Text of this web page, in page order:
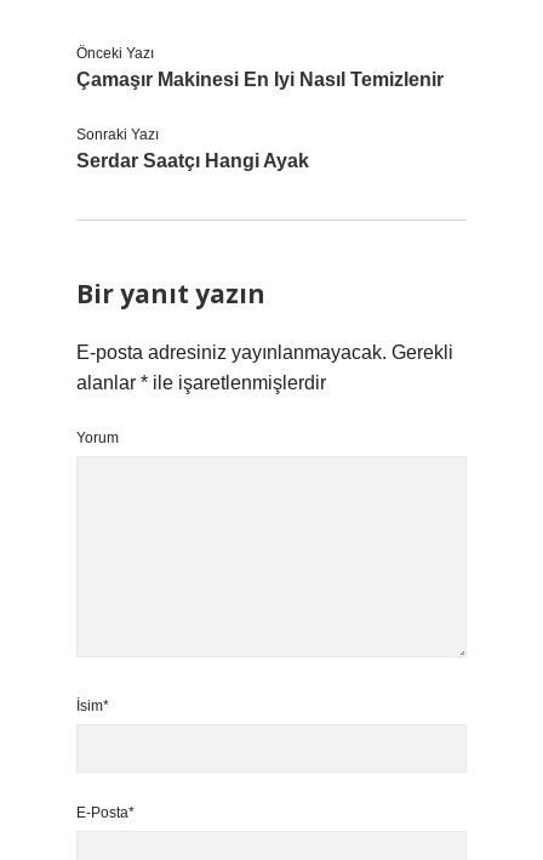
Önceki Yazı
Çamaşır Makinesi En Iyi Nasıl Temizlenir
Sonraki Yazı
Serdar Saatçı Hangi Ayak
Bir yanıt yazın
E-posta adresiniz yayınlanmayacak. Gerekli
alanlar * ile işaretlenmişlerdir
Yorum
İsim*
E-Posta*